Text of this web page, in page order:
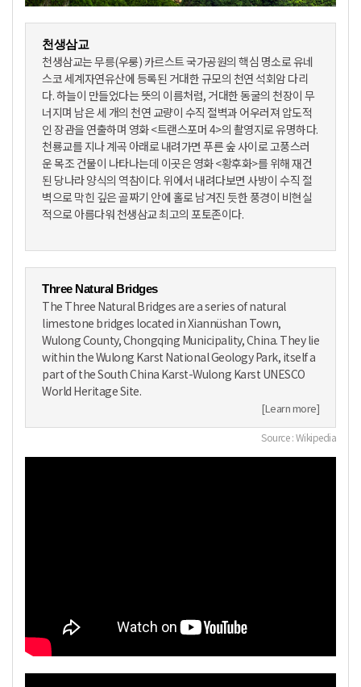
천생삼교
천생삼교는 무릉(우룽) 카르스트 국가공원의 핵심 명소로 유네
스코 세계자연유산에 등록된 거대한 규모의 천연 석회암 다리
다. 하늘이 만들었다는 뜻의 이름처럼, 거대한 동굴의 천장이 무
너지며 남은 세 개의 천연 교량이 수직 절벽과 어우러져 압도적
인 장관을 연출하며 영화 <트랜스포머 4>의 촬영지로 유명하다.
천룡교를 지나 계곡 아래로 내려가면 푸른 숲 사이로 고풍스러
운 목조 건물이 나타나는데 이곳은 영화 <황후화>를 위해 재건
된 당나라 양식의 역참이다. 위에서 내려다보면 사방이 수직 절
벽으로 막힌 깊은 골짜기 안에 홀로 남겨진 듯한 풍경이 비현실
적으로 아름다워 천생삼교 최고의 포토존이다.
Three Natural Bridges
The Three Natural Bridges are a series of natural
limestone bridges located in Xiannüshan Town,
Wulong County, Chongqing Municipality, China. They lie
within the Wulong Karst National Geology Park, itself a
part of the South China Karst-Wulong Karst UNESCO
World Heritage Site.
[Learn more]
Source : Wikipedia